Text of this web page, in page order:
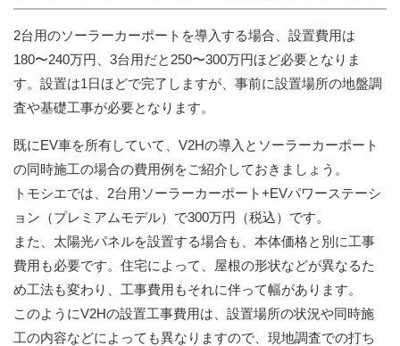
2台用のソーラーカーポートを導入する場合、設置費用は
180〜240万円、3台用だと250〜300万円ほど必要となりま
す。設置は1日ほどで完了しますが、事前に設置場所の地盤調
査や基礎工事が必要となります。
既にEV車を所有していて、V2Hの導入とソーラーカーポート
の同時施工の場合の費用例をご紹介しておきましょう。
トモシエでは、2台用ソーラーカーポート+EVパワーステーシ
ョン（プレミアムモデル）で300万円（税込）です。
また、太陽光パネルを設置する場合も、本体価格と別に工事
費用も必要です。住宅によって、屋根の形状などが異なるた
め工法も変わり、工事費用もそれに伴って幅があります。
このようにV2Hの設置工事費用は、設置場所の状況や同時施
工の内容などによっても異なりますので、現地調査での打ち